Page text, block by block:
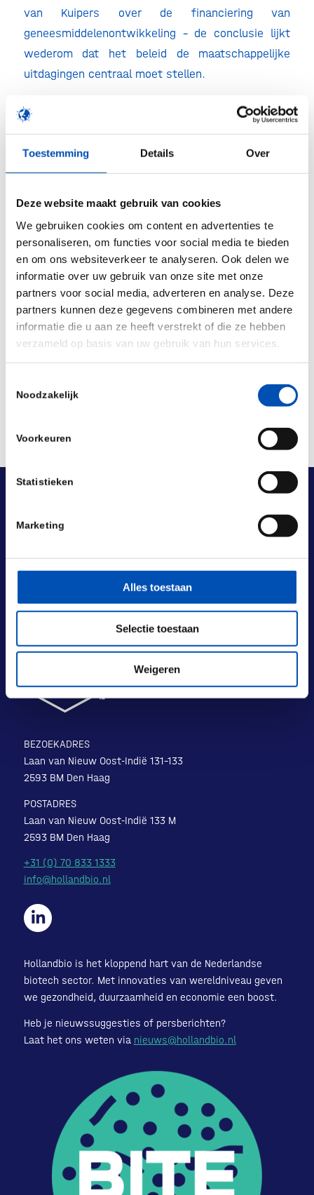
Toestemming Details Over
Deze website maakt gebruik van cookies
We gebruiken cookies om content en advertenties te
personaliseren, om functies voor social media te bieden
en om ons websiteverkeer te analyseren. Ook delen we
informatie over uw gebruik van onze site met onze
partners voor social media, adverteren en analyse. Deze
partners kunnen deze gegevens combineren met andere
informatie die u aan ze heeft verstrekt of die ze hebben
verzameld op basis van uw gebruik van hun services.
Noodzakelijk
Voorkeuren
Statistieken
Marketing
Alles toestaan
Selectie toestaan
Weigeren
van Kuipers over de financiering van
geneesmiddelenontwikkeling – de conclusie lijkt
wederom dat het beleid de maatschappelijke
uitdagingen centraal moet stellen.
Tot slot sluiten wij ons ook graag aan bij
gezondheidsgoeroe Marcel Levi, die -vanuit een
aversie, wat meer experimenteerruimte en een
lerende feedbackloop kan het uiteindelijk veel
sneller en beter – ook in de zorg.
/
Deel dit stuk
BEZOEKADRES
Laan van Nieuw Oost-Indië 131-133
2593 BM Den Haag
POSTADRES
Laan van Nieuw Oost-Indië 133 M
2593 BM Den Haag
+31 (0) 70 833 1333
info@hollandbio.nl
Hollandbio is het kloppend hart van de Nederlandse
biotech sector. Met innovaties van wereldniveau geven
we gezondheid, duurzaamheid en economie een boost.
Heb je nieuwssuggesties of persberichten?
Laat het ons weten via nieuws@hollandbio.nl